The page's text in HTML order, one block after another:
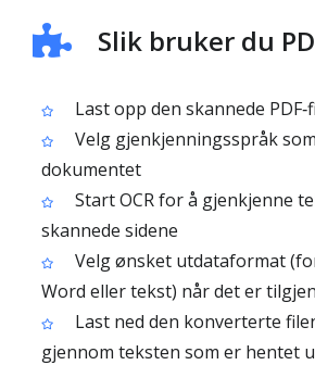
Slik bruker du
Last opp den skannede
Velg gjenkjenningsspråk
dokumentet
Start OCR for å gjenkjenne
skannede sidene
Velg ønsket utdataformat
Word eller tekst) når det er
Last ned den konverterte
gjennom teksten som er hentet